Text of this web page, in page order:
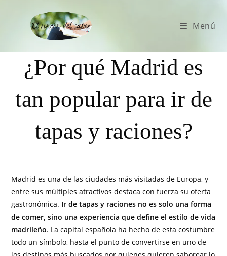
Menú
¿Por qué Madrid es
tan popular para ir de
tapas y raciones?
Madrid es una de las ciudades más visitadas de Europa, y
entre sus múltiples atractivos destaca con fuerza su oferta
gastronómica. Ir de tapas y raciones no es solo una forma
de comer, sino una experiencia que define el estilo de vida
madrileño. La capital española ha hecho de esta costumbre
todo un símbolo, hasta el punto de convertirse en uno de